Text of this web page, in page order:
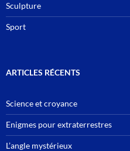
Sculpture
Sport
ARTICLES RÉCENTS
Science et croyance
Enigmes pour extraterrestres
L’angle mystérieux